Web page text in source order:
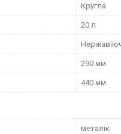
Кругла
20 л
290 мм
440 мм
металік